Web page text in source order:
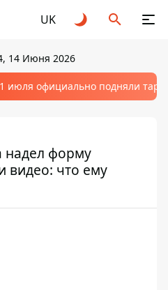
UK
14 Июня 2026
июля официально подняли
надел форму
видео: что ему